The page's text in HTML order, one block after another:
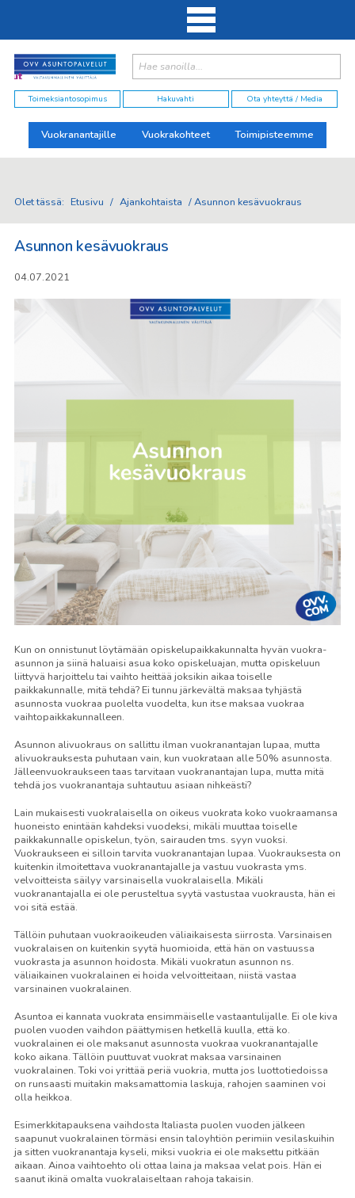
Toimeksiantosopimus Hakuvahti Ota yhteyttä / Media
Vuokranantajille Vuokrakohteet Toimipisteemme
Olet tässä: Etusivu / Ajankohtaista /Asunnon kesävuokraus
Asunnon kesävuokraus
04.07.2021
Kun on onnistunut löytämään opiskelupaikkakunnalta hyvän vuokra-
asunnon ja siinä haluaisi asua koko opiskeluajan, mutta opiskeluun
liittyvä harjoittelu tai vaihto heittää joksikin aikaa toiselle
paikkakunnalle, mitä tehdä? Ei tunnu järkevältä maksaa tyhjästä
asunnosta vuokraa puolelta vuodelta, kun itse maksaa vuokraa
vaihtopaikkakunnalleen.
Asunnon alivuokraus on sallittu ilman vuokranantajan lupaa, mutta
alivuokrauksesta puhutaan vain, kun vuokrataan alle 50% asunnosta.
Jälleenvuokraukseen taas tarvitaan vuokranantajan lupa, mutta mitä
tehdä jos vuokranantaja suhtautuu asiaan nihkeästi?
Lain mukaisesti vuokralaisella on oikeus vuokrata koko vuokraamansa
huoneisto enintään kahdeksi vuodeksi, mikäli muuttaa toiselle
paikkakunnalle opiskelun, työn, sairauden tms. syyn vuoksi.
Vuokraukseen ei silloin tarvita vuokranantajan lupaa. Vuokrauksesta on
kuitenkin ilmoitettava vuokranantajalle ja vastuu vuokrasta yms.
velvoitteista säilyy varsinaisella vuokralaisella. Mikäli
vuokranantajalla ei ole perusteltua syytä vastustaa vuokrausta, hän ei
voi sitä estää.
Tällöin puhutaan vuokraoikeuden väliaikaisesta siirrosta. Varsinaisen
vuokralaisen on kuitenkin syytä huomioida, että hän on vastuussa
vuokrasta ja asunnon hoidosta. Mikäli vuokratun asunnon ns.
väliaikainen vuokralainen ei hoida velvoitteitaan, niistä vastaa
varsinainen vuokralainen.
Asuntoa ei kannata vuokrata ensimmäiselle vastaantulijalle. Ei ole kiva
puolen vuoden vaihdon päättymisen hetkellä kuulla, että ko.
vuokralainen ei ole maksanut asunnosta vuokraa vuokranantajalle
koko aikana. Tällöin puuttuvat vuokrat maksaa varsinainen
vuokralainen. Toki voi yrittää periä vuokria, mutta jos luottotiedoissa
on runsaasti muitakin maksamattomia laskuja, rahojen saaminen voi
olla heikkoa.
Esimerkkitapauksena vaihdosta Italiasta puolen vuoden jälkeen
saapunut vuokralainen törmäsi ensin taloyhtiön perimiin vesilaskuihin
ja sitten vuokranantaja kyseli, miksi vuokria ei ole maksettu pitkään
aikaan. Ainoa vaihtoehto oli ottaa laina ja maksaa velat pois. Hän ei
saanut ikinä omalta vuokralaiseltaan rahoja takaisin.